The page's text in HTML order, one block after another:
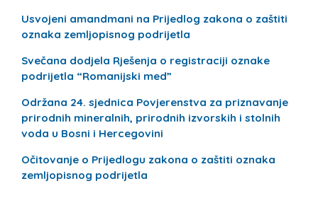
Usvojeni amandmani na Prijedlog zakona o zaštiti
oznaka zemljopisnog podrijetla
Svečana dodjela Rješenja o registraciji oznake
podrijetla “Romanijski med”
Održana 24. sjednica Povjerenstva za priznavanje
prirodnih mineralnih, prirodnih izvorskih i stolnih
voda u Bosni i Hercegovini
Očitovanje o Prijedlogu zakona o zaštiti oznaka
zemljopisnog podrijetla